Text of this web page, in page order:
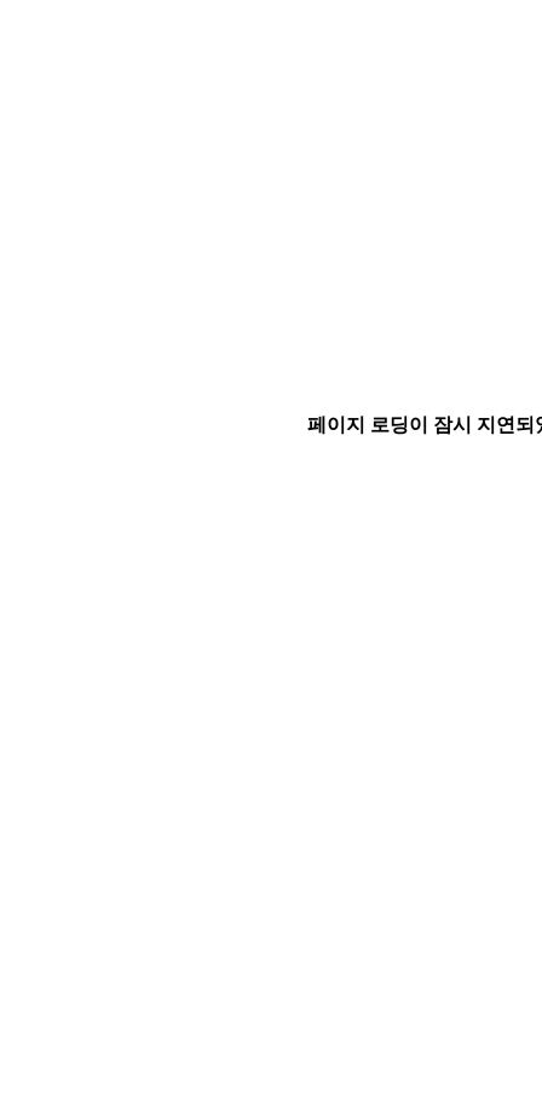
페이지 로딩이 잠시 지연